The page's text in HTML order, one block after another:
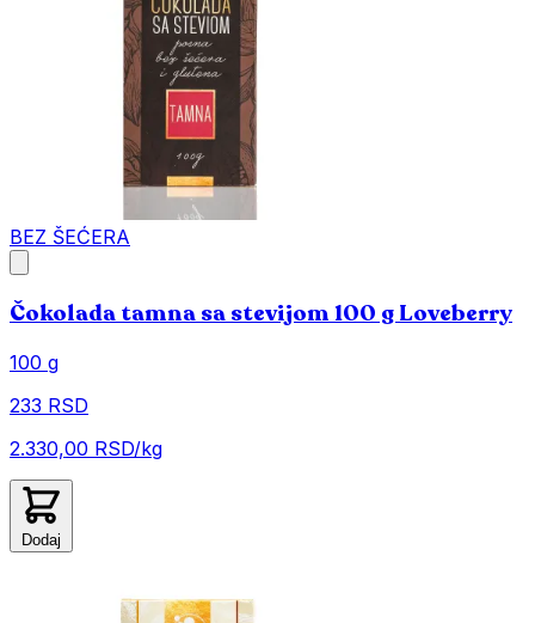
BEZ ŠEĆERA
Čokolada tamna sa stevijom 100 g Loveberry
100 g
233 RSD
2.330,00 RSD/kg
Dodaj